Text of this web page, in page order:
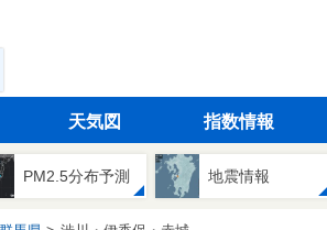
天気図 指数情報
PM2.5分布予測 地震情報